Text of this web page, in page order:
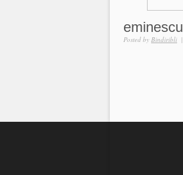
eminescu
Posted by Bindiribli |